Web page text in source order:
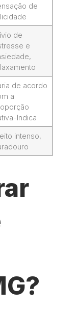
de
de
e
de acordo
a
Indica
intenso,